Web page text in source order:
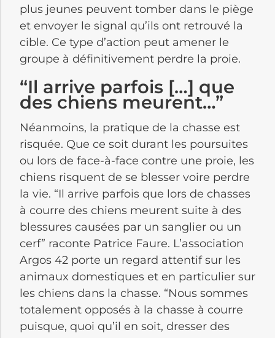
plus jeunes peuvent tomber dans le piège
et envoyer le signal qu’ils ont retrouvé la
cible. Ce type d’action peut amener le
groupe à définitivement perdre la proie.
“Il arrive parfois […] que
des chiens meurent…”
Néanmoins, la pratique de la chasse est
risquée. Que ce soit durant les poursuites
ou lors de face-à-face contre une proie, les
chiens risquent de se blesser voire perdre
la vie. “Il arrive parfois que lors de chasses
à courre des chiens meurent suite à des
blessures causées par un sanglier ou un
cerf” raconte Patrice Faure. L’association
Argos 42 porte un regard attentif sur les
animaux domestiques et en particulier sur
les chiens dans la chasse. “Nous sommes
totalement opposés à la chasse à courre
puisque, quoi qu’il en soit, dresser des